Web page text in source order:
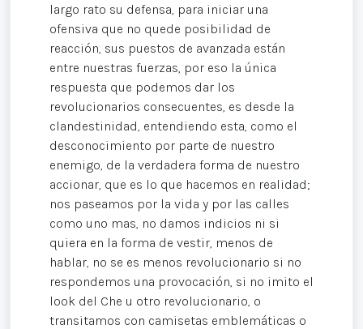
largo rato su defensa, para iniciar una
ofensiva que no quede posibilidad de
reacción, sus puestos de avanzada están
entre nuestras fuerzas, por eso la única
respuesta que podemos dar los
revolucionarios consecuentes, es desde la
clandestinidad, entendiendo esta, como el
desconocimiento por parte de nuestro
enemigo, de la verdadera forma de nuestro
accionar, que es lo que hacemos en realidad;
nos paseamos por la vida y por las calles
como uno mas, no damos indicios ni si
quiera en la forma de vestir, menos de
hablar, no se es menos revolucionario si no
respondemos una provocación, si no imito el
look del Che u otro revolucionario, o
transitamos con camisetas emblemáticas o